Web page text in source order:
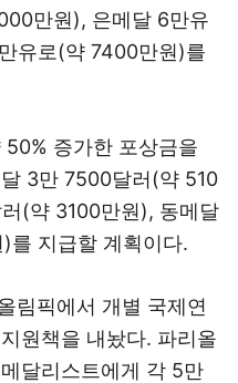
만원), 은메달 6만유
유로(약 7400만원)를
증가한 포상금을
3만 7500달러(약 510
(약 3100만원), 동메달
를 지급할 계획이다.
림픽에서 개별 국제연
원책을 내놨다. 파리올
달리스트에게 각 5만